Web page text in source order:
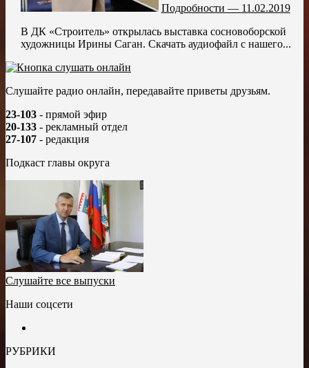
Подробности — 11.02.2019
В ДК «Строитель» открылась выставка сосновоборской
художницы Ирины Саган. Скачать аудиофайл с нашего...
Слушайте радио онлайн, передавайте приветы друзьям.
23-103 - прямой эфир
20-133 - рекламный отдел
27-107 - редакция
Подкаст главы округа
Слушайте все выпуски
Наши соцсети
РУБРИКИ